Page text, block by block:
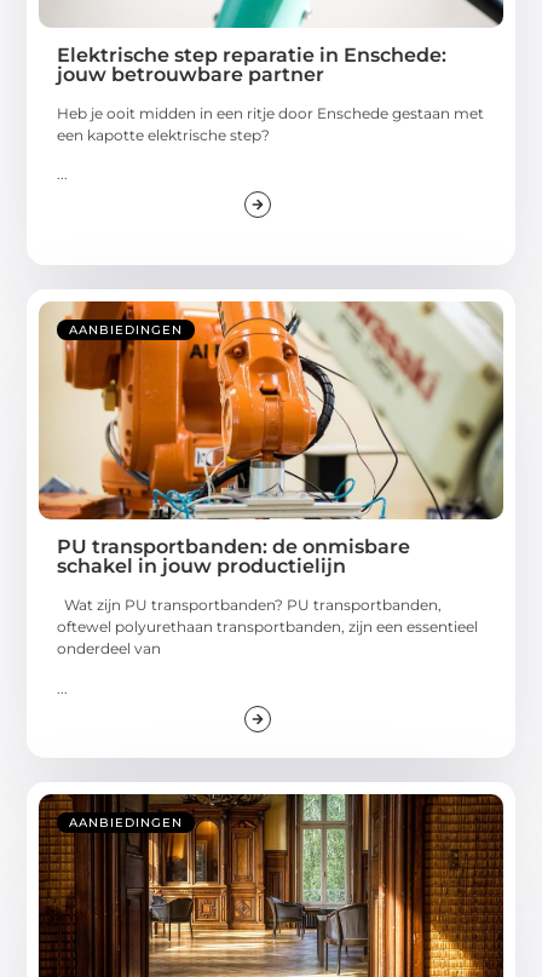
Elektrische step reparatie in Enschede:
jouw betrouwbare partner
Heb je ooit midden in een ritje door Enschede gestaan met
een kapotte elektrische step?
...
AANBIEDINGEN
PU transportbanden: de onmisbare
schakel in jouw productielijn
Wat zijn PU transportbanden? PU transportbanden,
oftewel polyurethaan transportbanden, zijn een essentieel
onderdeel van
AANBIEDINGEN